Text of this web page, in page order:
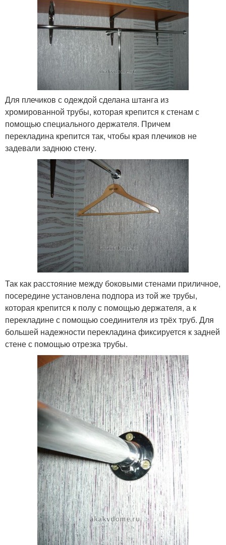
Для плечиков с одеждой сделана штанга из
хромированной трубы, которая крепится к стенам с
помощью специального держателя. Причем
перекладина крепится так, чтобы края плечиков не
задевали заднюю стену.
Так как расстояние между боковыми стенами приличное,
посередине установлена подпора из той же трубы,
которая крепится к полу с помощью держателя, а к
перекладине с помощью соединителя из трёх труб. Для
большей надежности перекладина фиксируется к задней
стене с помощью отрезка трубы.